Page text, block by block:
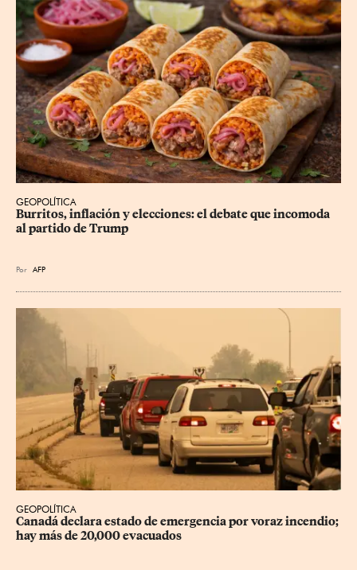
GEOPOLÍTICA
Burritos, inflación y elecciones: el debate que incomoda
al partido de Trump
Por AFP
GEOPOLÍTICA
Canadá declara estado de emergencia por voraz incendio;
hay más de 20,000 evacuados